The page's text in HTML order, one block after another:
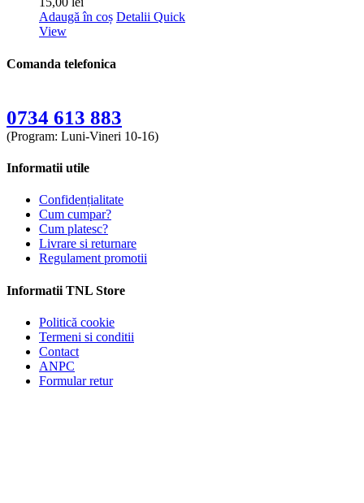
Adaugă în coș Detalii Quick
View
Comanda telefonica
0734 613 883
(Program: Luni-Vineri 10-16)
Informatii utile
Confidențialitate
Cum cumpar?
Cum platesc?
Livrare si returnare
Regulament promotii
Informatii TNL Store
Politică cookie
Termeni si conditii
Contact
ANPC
Formular retur